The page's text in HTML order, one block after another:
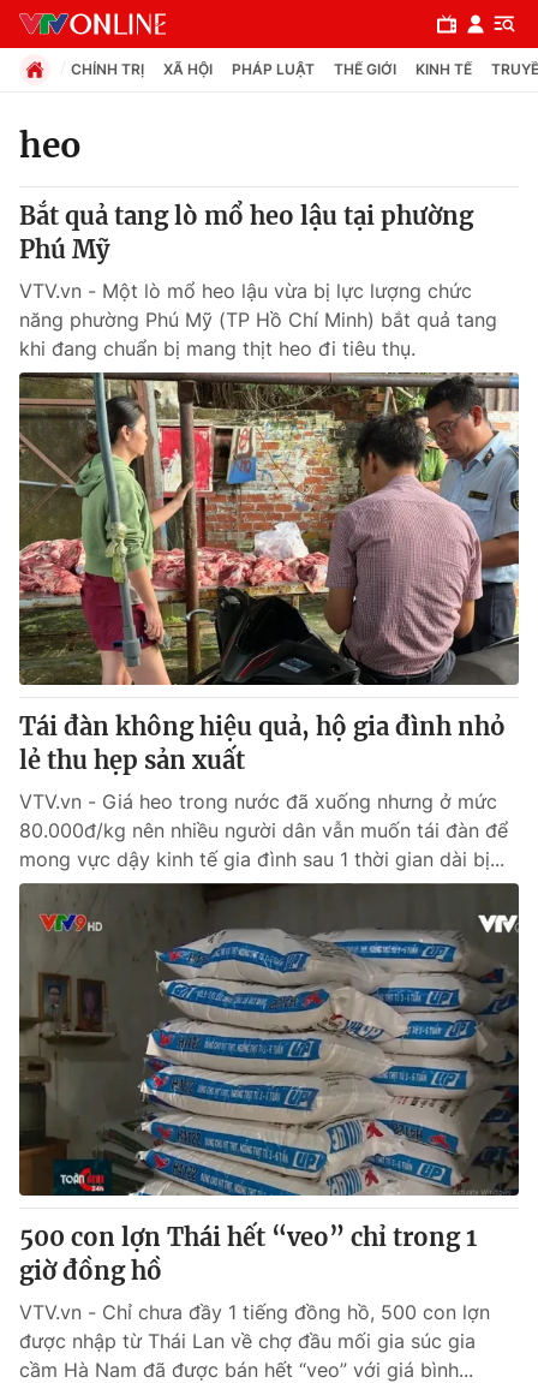
Chuyên mục
Chính trị
Xã hội
Pháp luật
Y tế
Thế giới
Tin tức
Thế giới đó đây
Câu chuyện quốc tế
Kinh tế
Tài chính
Thị trường
Góc doanh nghiệp
Dữ liệu và đời sống
Truyền hình
Hậu trường
Nhân vật
Khán giả
Giải sao mai
Giải trí
Điện ảnh
Âm nhạc
Đời sống
Du lịch
Làm đẹp
Chất lượng cuộc sống
Giáo dục
Tuyển sinh
Học trực tuyến
Công nghệ
Hitech Công nghệ tương lai
Thị trường
Tư vấn
Giao lưu trực tuyến
Lịch phát sóng
Chuyên mục khác
Emagazine
Photo Infographic
CHÍNH TRỊ XÃ HỘI PHÁP LUẬT THẾ GIỚI KINH TẾ
heo
Bắt quả tang lò mổ heo lậu tại phường
Phú Mỹ
VTV.vn - Một lò mổ heo lậu vừa bị lực lượng chức
năng phường Phú Mỹ (TP Hồ Chí Minh) bắt quả tang
khi đang chuẩn bị mang thịt heo đi tiêu thụ.
Tái đàn không hiệu quả, hộ gia đình nhỏ
lẻ thu hẹp sản xuất
VTV.vn - Giá heo trong nước đã xuống nhưng ở mức
80.000đ/kg nên nhiều người dân vẫn muốn tái đàn để
mong vực dậy kinh tế gia đình sau 1 thời gian dài bị...
500 con lợn Thái hết “veo” chỉ trong 1
giờ đồng hồ
VTV.vn - Chỉ chưa đầy 1 tiếng đồng hồ, 500 con lợn
được nhập từ Thái Lan về chợ đầu mối gia súc gia
cầm Hà Nam đã được bán hết “veo” với giá bình...